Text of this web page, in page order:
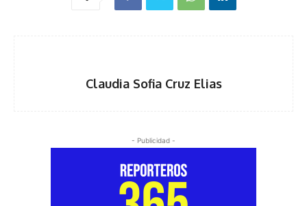
Claudia Sofia Cruz Elias
- Publicidad -